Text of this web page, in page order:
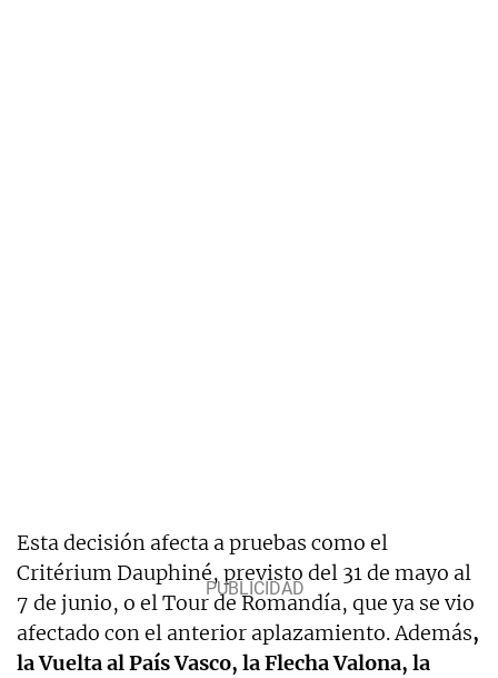
Esta decisión afecta a pruebas como el
Critérium Dauphiné, previsto del 31 de mayo al
7 de junio, o el Tour de Romandía, que ya se vio
afectado con el anterior aplazamiento. Además,
la Vuelta al País Vasco, la Flecha Valona, la